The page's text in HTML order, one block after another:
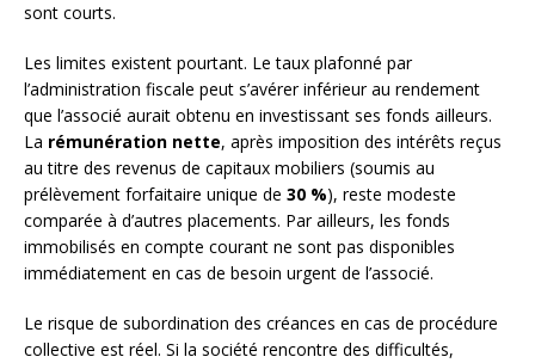
sont courts.
Les limites existent pourtant. Le taux plafonné par
l’administration fiscale peut s’avérer inférieur au rendement
que l’associé aurait obtenu en investissant ses fonds ailleurs.
La rémunération nette, après imposition des intérêts reçus
au titre des revenus de capitaux mobiliers (soumis au
prélèvement forfaitaire unique de 30 %), reste modeste
comparée à d’autres placements. Par ailleurs, les fonds
immobilisés en compte courant ne sont pas disponibles
immédiatement en cas de besoin urgent de l’associé.
Le risque de subordination des créances en cas de procédure
collective est réel. Si la société rencontre des difficultés,